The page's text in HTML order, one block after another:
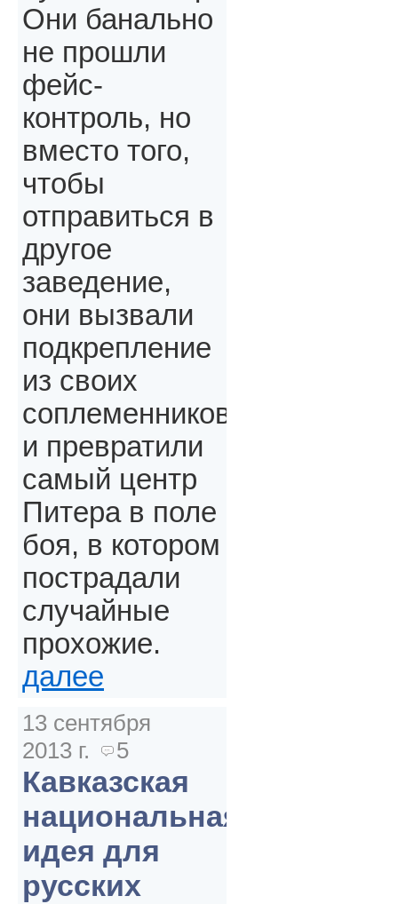
Они банально
не прошли
фейс-
контроль, но
вместо того,
чтобы
отправиться в
другое
заведение,
они вызвали
подкрепление
из своих
соплеменников
и превратили
самый центр
Питера в поле
боя, в котором
пострадали
случайные
прохожие.
далее
13 сентября
2013 г.
5
Кавказская
национальная
идея для
русских